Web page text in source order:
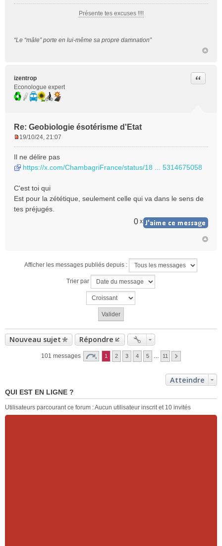
o
Présente tes excuses !!!!
“Le “mâle” porte en lui-même sa propre damnation”
izentrop
Econologue expert
Re: Geobiologie ésotérisme d'Etat
Citer
s
s
g
e
19/10/24, 21:07
Il ne délire pas
https://x.com/ChambagriFrance/status/18 ... 5314675058
C'est toi qui
Est pour la zététique, seulement celle qui va dans le sens de
tes préjugés.
0 x
Afficher les messages publiés depuis :
Trier par
Nouveau sujet Répondre
101 messages 1 2 3 4 5 11
Atteindre
QUI EST EN LIGNE ?
Utilisateurs parcourant ce forum : Aucun utilisateur inscrit et 10 invités